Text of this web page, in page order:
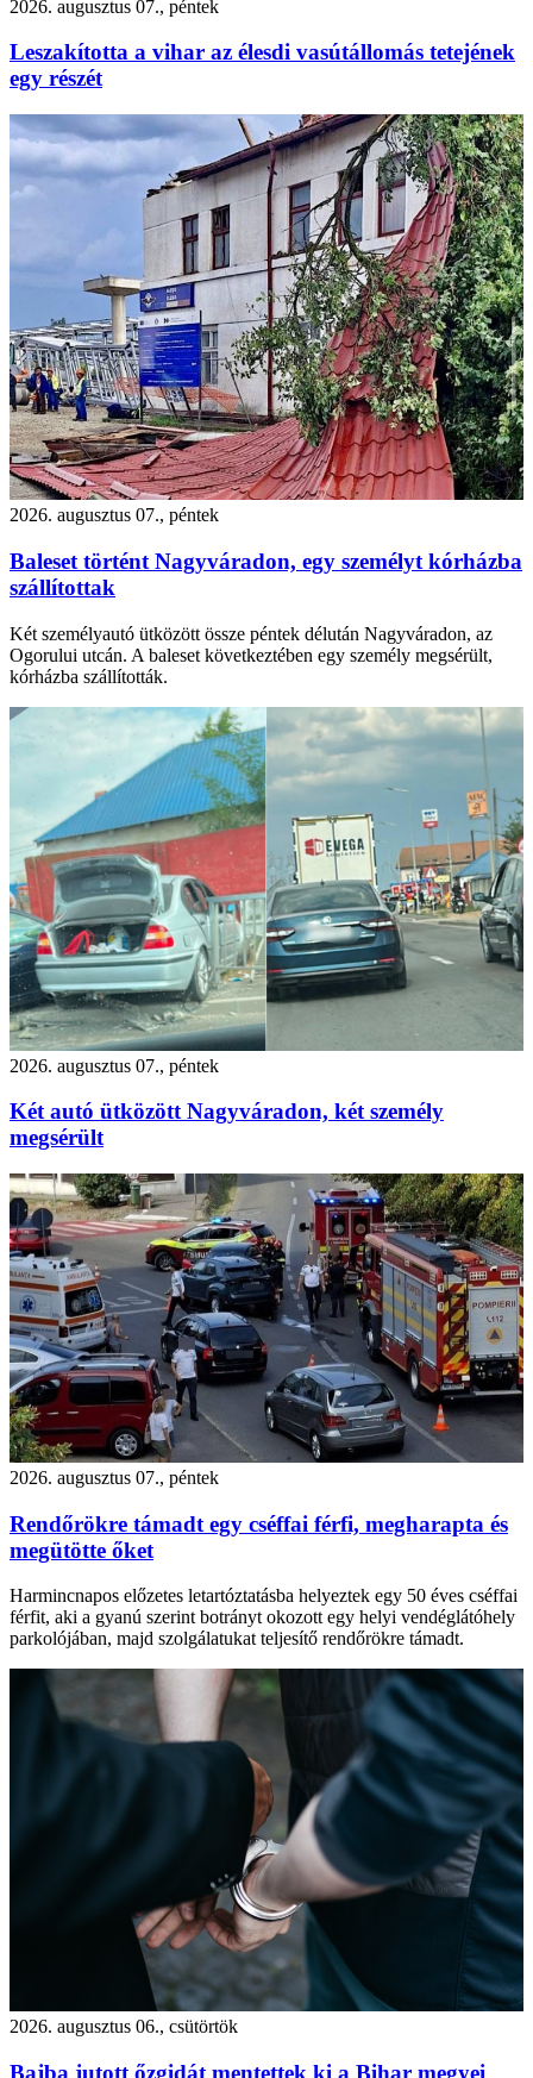
2026. augusztus 07., péntek
Leszakította a vihar az élesdi vasútállomás tetejének
egy részét
2026. augusztus 07., péntek
Baleset történt Nagyváradon, egy személyt kórházba
szállítottak
Két személyautó ütközött össze péntek délután Nagyváradon, az
Ogorului utcán. A baleset következtében egy személy megsérült,
kórházba szállították.
2026. augusztus 07., péntek
Két autó ütközött Nagyváradon, két személy
megsérült
2026. augusztus 07., péntek
Rendőrökre támadt egy cséffai férfi, megharapta és
megütötte őket
Harmincnapos előzetes letartóztatásba helyeztek egy 50 éves cséffai
férfit, aki a gyanú szerint botrányt okozott egy helyi vendéglátóhely
parkolójában, majd szolgálatukat teljesítő rendőrökre támadt.
2026. augusztus 06., csütörtök
Bajba jutott őzgidát mentettek ki a Bihar megyei